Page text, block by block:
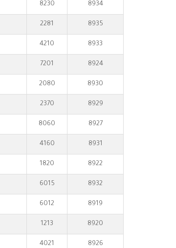
8934
8230
8935
2281
8933
4210
8924
7201
8930
2080
8929
2370
8927
8060
8931
4160
8922
1820
8932
6015
8919
6012
8920
1213
8926
4021